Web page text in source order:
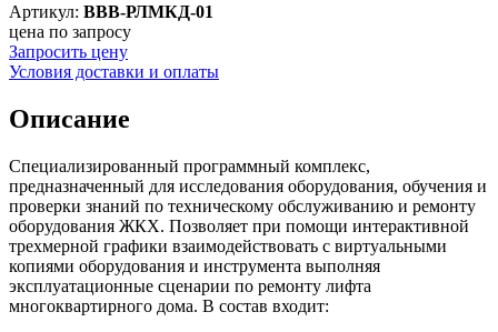
Артикул: ВВВ-РЛМКД-01
цена по запросу
Запросить цену
Условия доставки и оплаты
Описание
Специализированный программный комплекс,
предназначенный для исследования оборудования, обучения и
проверки знаний по техническому обслуживанию и ремонту
оборудования ЖКХ. Позволяет при помощи интерактивной
трехмерной графики взаимодействовать с виртуальными
копиями оборудования и инструмента выполняя
эксплуатационные сценарии по ремонту лифта
многоквартирного дома. В состав входит: